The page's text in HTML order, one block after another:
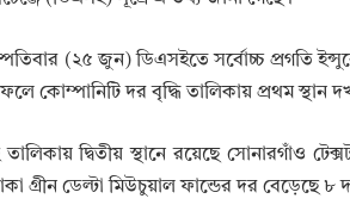
(২৫ জুন) ডিএসইতে সর্বোচ্চ প্রগতি
কোম্পানিটি দর বৃদ্ধি তালিকায় প্রথম স্থান
দ্বিতীয় স্থানে রয়েছে সোনারগাঁও
গ্রীন ডেল্টা মিউচুয়াল ফান্ডের দর বেড়েছে